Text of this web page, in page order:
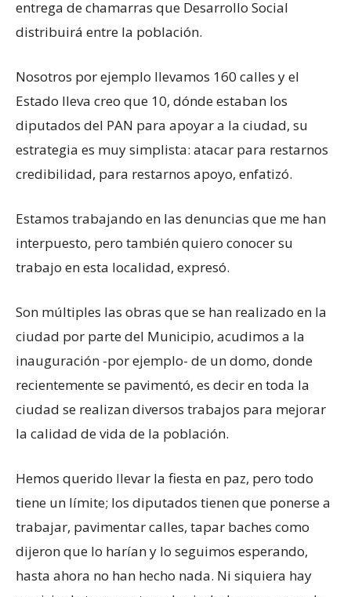
entrega de chamarras que Desarrollo Social
distribuirá entre la población.
Nosotros por ejemplo llevamos 160 calles y el
Estado lleva creo que 10, dónde estaban los
diputados del PAN para apoyar a la ciudad, su
estrategia es muy simplista: atacar para restarnos
credibilidad, para restarnos apoyo, enfatizó.
Estamos trabajando en las denuncias que me han
interpuesto, pero también quiero conocer su
trabajo en esta localidad, expresó.
Son múltiples las obras que se han realizado en la
ciudad por parte del Municipio, acudimos a la
inauguración -por ejemplo- de un domo, donde
recientemente se pavimentó, es decir en toda la
ciudad se realizan diversos trabajos para mejorar
la calidad de vida de la población.
Hemos querido llevar la fiesta en paz, pero todo
tiene un límite; los diputados tienen que ponerse a
trabajar, pavimentar calles, tapar baches como
dijeron que lo harían y lo seguimos esperando,
hasta ahora no han hecho nada. Ni siquiera hay